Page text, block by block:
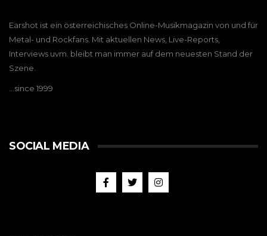
Earshot ist ein österreichisches Online-Musikmagazin von und für
Metal- und Rockfans. Mit aktuellen News, Live-Reports,
Interviews uvm. bleibt man immer auf dem neuesten Stand der
Szene.
…since 1999
SOCIAL MEDIA